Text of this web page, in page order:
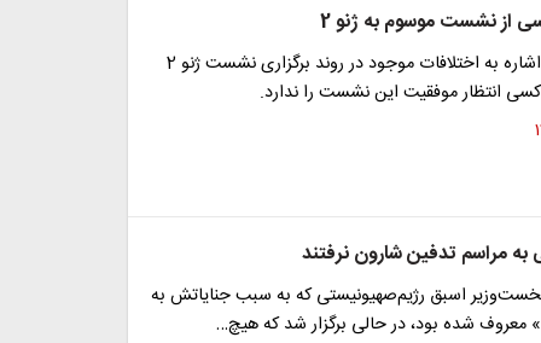
از نشست موسوم به ژنو 2
منابع خبری با اشاره به اختلافات موجود در روند برگزاری نشست ژنو 2
کسی انتظار موفقیت این نشست را ندارد.
مراسم تدفین شارون نرفتند
اسبق رژیم‌صهیونیستی که به سبب جنایاتش به
شده بود، در حالی برگزار شد که هیچ…